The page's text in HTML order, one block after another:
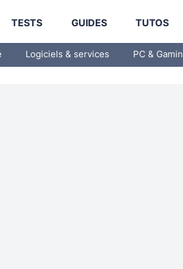
TESTS GUIDES TUTOS
Logiciels & services PC &